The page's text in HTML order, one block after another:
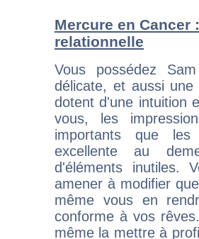
Mercure en
relationnelle
Vous possédez
délicate, et aussi
dotent d'une intuition
vous, les
importants que
excellente au
d'éléments inutiles.
amener à modifier
même vous en
conforme à vos
même la mettre à